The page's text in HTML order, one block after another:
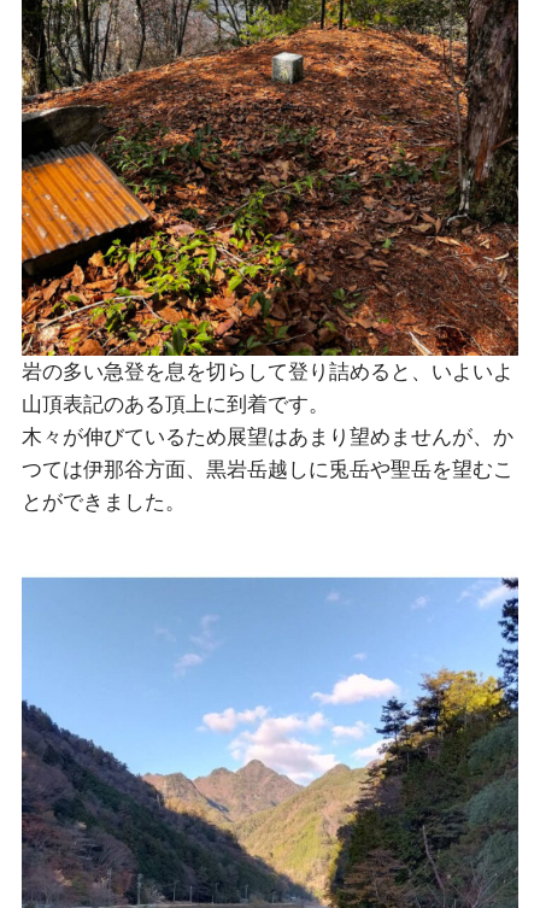
岩の多い急登を息を切らして登り詰めると、いよいよ
山頂表記のある頂上に到着です。
木々が伸びているため展望はあまり望めませんが、か
つては伊那谷方面、黒岩岳越しに兎岳や聖岳を望むこ
とができました。